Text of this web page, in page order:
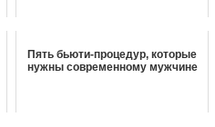
Пять бьюти-процедур, которые
нужны современному мужчине